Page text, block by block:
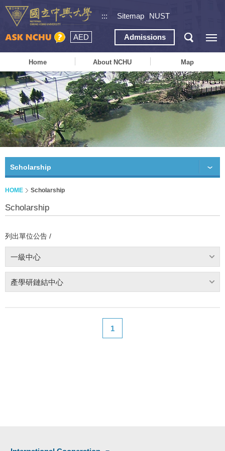
::: Sitemap NUST
AED Admissions
Home About NCHU Map
Scholarship
HOME Scholarship
Scholarship
列出單位公告 /
一級中心
產學研鏈結中心
1